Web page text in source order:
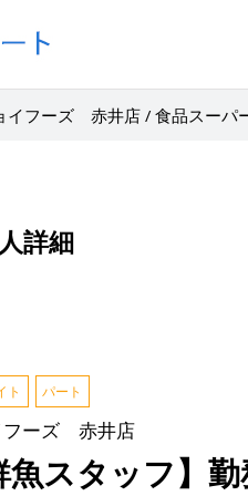
イフーズ 赤井店 / 食品スーパ
詳細
ト パート
フーズ 赤井店
魚スタッフ】